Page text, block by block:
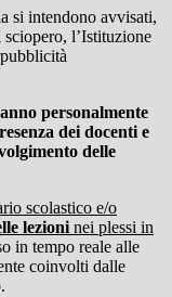
si intendono avvisati,
l’Istituzione
personalmente
dei docenti e
delle
scolastico e/o
lezioni nei plessi in
in tempo reale alle
coinvolti dalle